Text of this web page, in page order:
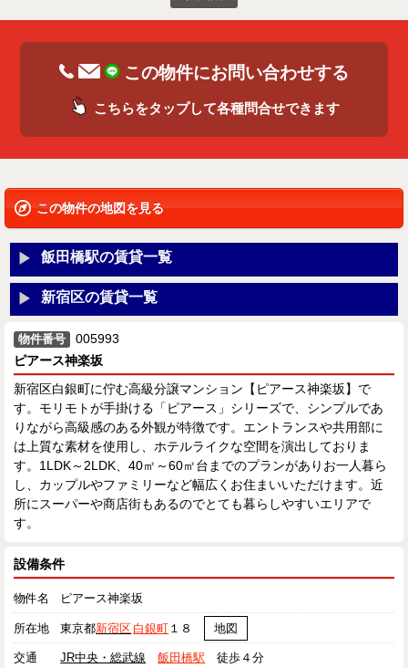
この物件にお問い合わせする
こちらをタップして各種問合せできます
この物件の地図を見る
飯田橋駅の賃貸一覧
新宿区の賃貸一覧
物件番号
005993
ピアース神楽坂
新宿区白銀町に佇む高級分譲マンション【ピアース神楽坂】で
す。モリモトが手掛ける「ピアース」シリーズで、シンプルであ
りながら高級感のある外観が特徴です。エントランスや共用部に
は上質な素材を使用し、ホテルライクな空間を演出しておりま
す。1LDK～2LDK、40㎡～60㎡台までのプランがありお一人暮ら
し、カップルやファミリーなど幅広くお住まいいただけます。近
所にスーパーや商店街もあるのでとても暮らしやすいエリアで
す。
設備条件
物件名 ピアース神楽坂
所在地 東京都新宿区 白銀町 １８ 地図
交通 JR中央・総武線 飯田橋駅 徒歩４分